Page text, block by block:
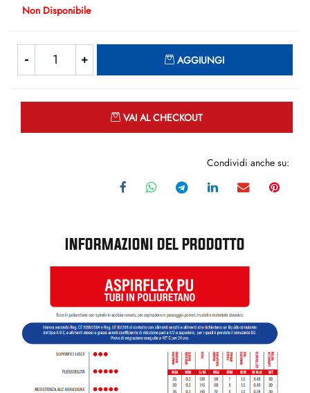
Non Disponibile
AGGIUNGI
VAI AL CHECKOUT
Condividi anche su:
INFORMAZIONI DEL PRODOTTO